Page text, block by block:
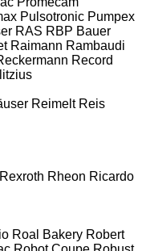
Pulsotronic Pumpex
RAS RBP Bauer
Raimann Rambaudi
Record
Reimelt Reis
Rexroth Rheon Ricardo
Roal Bakery Robert